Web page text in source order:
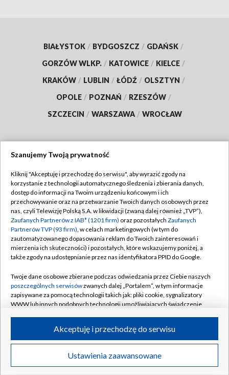
BIAŁYSTOK / BYDGOSZCZ / GDAŃSK /
GORZÓW WLKP. / KATOWICE / KIELCE /
KRAKÓW / LUBLIN / ŁÓDŹ / OLSZTYN /
OPOLE / POZNAŃ / RZESZÓW /
SZCZECIN / WARSZAWA / WROCŁAW
TVP
Abonament TVP
Emisja w TVP
Centrum informacji TVP
Naziemna Telewizja Cyfrowa
Rada Programowa
System NOS
Informacje o nadawcy
Program dla prasy
Ogłoszenie przetargowe
Regulamin TVP
Polityka prywatności
Moje zgody
Pomoc
Kontakt
Kanały
©2026 Telewizja Polska S.A. w likwidacji
Szanujemy Twoją prywatność
Kliknij "Akceptuję i przechodzę do serwisu", aby wyrazić zgody na
korzystanie z technologii automatycznego śledzenia i zbierania danych,
dostęp do informacji na Twoim urządzeniu końcowym i ich
przechowywanie oraz na przetwarzanie Twoich danych osobowych przez
nas, czyli Telewizję Polską S.A. w likwidacji (zwaną dalej również „TVP”),
Zaufanych Partnerów z IAB* (1201 firm) oraz pozostałych Zaufanych
Partnerów TVP (93 firm), w celach marketingowych (w tym do
zautomatyzowanego dopasowania reklam do Twoich zainteresowań i
mierzenia ich skuteczności) i pozostałych, które wskazujemy poniżej, a
także zgody na udostępnianie przez nas identyfikatora PPID do Google.
Twoje dane osobowe zbierane podczas odwiedzania przez Ciebie naszych
poszczególnych serwisówzwanych dalej „Portalem”, w tym informacje
zapisywane za pomocą technologii takich jak: pliki cookie, sygnalizatory
WWW lub innych podobnych technologii umożliwiających świadczenie
ruchu w Internecie.
Twoje dane osobowe zbierane podczas odwiedzania przez Ciebie
poszczególnych serwisówna Portalu, takie jak adresy IP, identyfikatory
Ustawienia zaawansowane
Akceptuję i przechodzę do serwisu